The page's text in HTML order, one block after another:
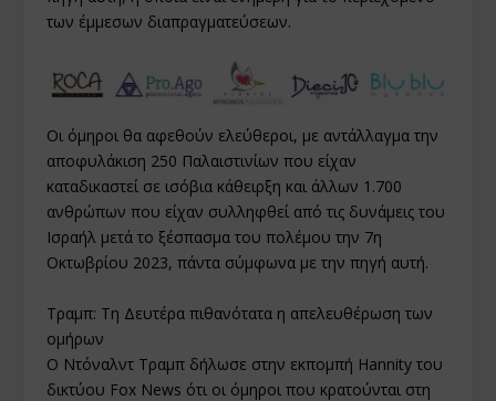
των έμμεσων διαπραγματεύσεων.
Οι όμηροι θα αφεθούν ελεύθεροι, με αντάλλαγμα την
αποφυλάκιση 250 Παλαιστινίων που είχαν
καταδικαστεί σε ισόβια κάθειρξη και άλλων 1.700
ανθρώπων που είχαν συλληφθεί από τις δυνάμεις του
Ισραήλ μετά το ξέσπασμα του πολέμου την 7η
Οκτωβρίου 2023, πάντα σύμφωνα με την πηγή αυτή.
Τραμπ: Τη Δευτέρα πιθανότατα η απελευθέρωση των
ομήρων
Ο Ντόναλντ Τραμπ δήλωσε στην εκπομπή Hannity του
δικτύου Fox News ότι οι όμηροι που κρατούνται στη